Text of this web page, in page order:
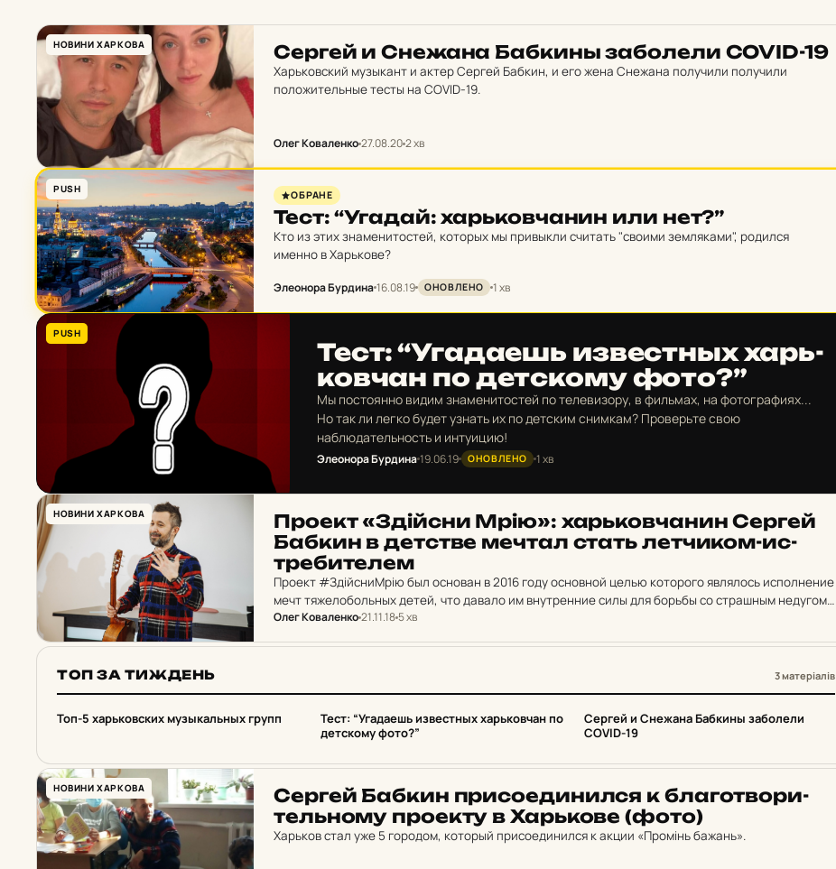
НОВИНИ ХАРКОВА Сергей и Сне­жа­на Баб­кины за­бо­ле­ли COVID-19
Харьковский музыкант и актер Сергей Бабкин, и его жена Снежана получили получили
положительные тесты на COVID-19.
Олег Коваленко27.08.202 хв
PUSH ОБРАНЕ
Тест: “Угадай: харь­ков­ча­нин или нет?”
Кто из этих знаменитостей, которых мы привыкли считать "своими земляками", родился
именно в Харькове?
Элеонора Бурдина16.08.19 ОНОВЛЕНО 1 хв
PUSH
Тест: “Уга­да­ешь из­вестных харь­
ков­чан по дет­ско­му фото?”
Мы постоянно видим знаменитостей по телевизору, в фильмах, на фотографиях...
Но так ли легко будет узнать их по детским снимкам? Проверьте свою
наблюдательность и интуицию!
Элеонора Бурдина19.06.19 ОНОВЛЕНО 1 хв
НОВИНИ ХАРКОВА
Проект «Здій­сни Мрію»: харь­ков­ча­нин Сергей
Бабкин в дет­стве мечтал стать лет­чи­ком-ис­
тре­би­те­лем
Проект #ЗдійсниМрію был основан в 2016 году основной целью которого являлось исполнение
мечт тяжелобольных детей, что давало им внутренние силы для борьбы со страшным недугом.
В процессе реализации проекта выявилось…
Олег Коваленко21.11.185 хв
ТОП ЗА ТИЖДЕНЬ 3 матеріалів
1
Топ-5 харьковских музыкальных групп
2
Тест: “Угадаешь известных харьковчан по
детскому фото?”
3
Сергей и Снежана Бабкины заболели
COVID-19
НОВИНИ ХАРКОВА
Сергей Бабкин при­со­е­ди­нил­ся к бла­гот­во­ри­
тель­но­му про­ек­ту в Харь­ко­ве (фото)
Харьков стал уже 5 городом, который присоединился к акции «Промінь бажань».